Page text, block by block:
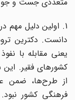
1. اولین دلیل مهم
دانست. دکترین
یعنی مقابله با
کشورهای فقیر.
از طرح‌‌ها، ضمن
فرهنگی کشور